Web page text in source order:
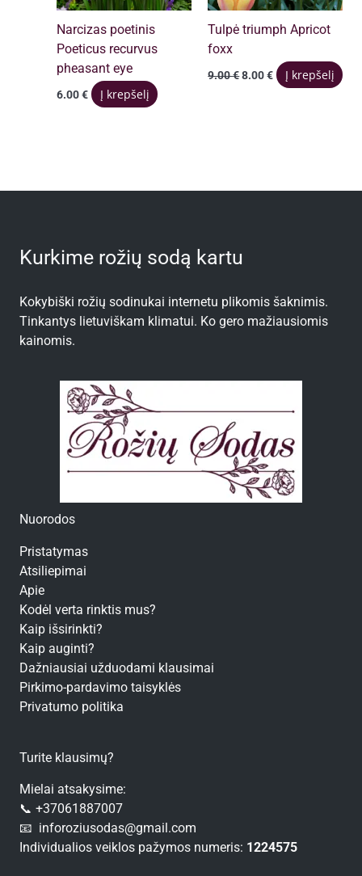
Narcizas poetinis
Poeticus recurvus
pheasant eye
6.00€ Į krepšelį
Tulpė triumph Apricot
foxx
9.00€ Original
8.00€Current
price
Į krepšelį
Kurkime rožių sodą kartu
Kokybiški rožių sodinukai internetu plikomis šaknimis.
Tinkantys lietuviškam klimatui. Ko gero mažiausiomis
kainomis.
Nuorodos
Pristatymas
Atsiliepimai
Apie
Kodėl verta rinktis mus?
Kaip išsirinkti?
Kaip auginti?
Dažniausiai užduodami klausimai
Pirkimo-pardavimo taisyklės
Privatumo politika
Turite klausimų?
Mielai atsakysime:
📞 +37061887007
📧 inforoziusodas@gmail.com
Individualios veiklos pažymos numeris: 1224575